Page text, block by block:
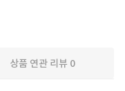
상품 연관 리뷰 0